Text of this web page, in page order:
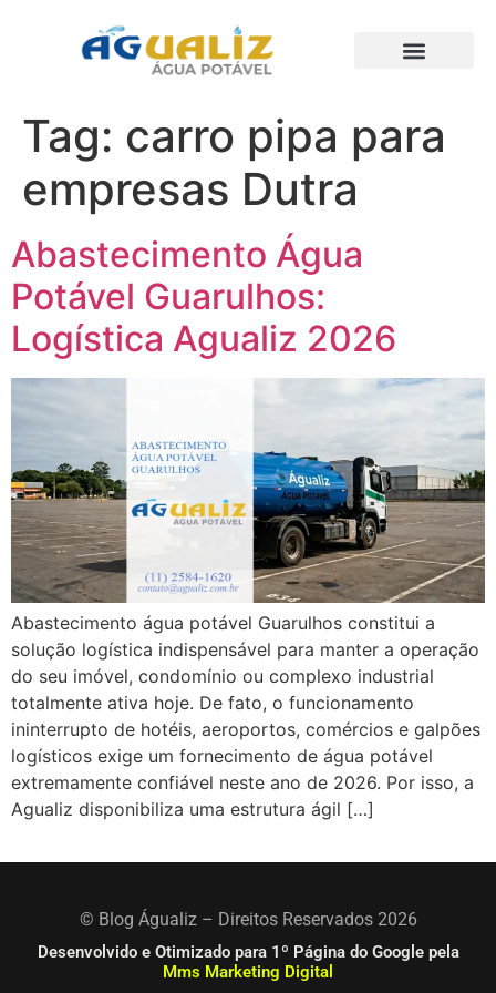
Tag: carro pipa para
empresas Dutra
Abastecimento Água
Potável Guarulhos:
Logística Agualiz 2026
Abastecimento água potável Guarulhos constitui a
solução logística indispensável para manter a operação
do seu imóvel, condomínio ou complexo industrial
totalmente ativa hoje. De fato, o funcionamento
ininterrupto de hotéis, aeroportos, comércios e galpões
logísticos exige um fornecimento de água potável
extremamente confiável neste ano de 2026. Por isso, a
Agualiz disponibiliza uma estrutura ágil […]
© Blog Águaliz – Direitos Reservados 2026
Desenvolvido e Otimizado para 1º Página do Google pela
Mms Marketing Digital